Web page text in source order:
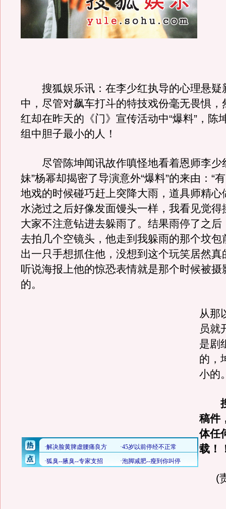
搜狐娱乐讯：在李少红执导的心理悬疑
中，尽管对飙车打斗的特技戏份毫无畏惧，
红却在昨天的《门》宣传活动中“爆料”，陈
组中胆子最小的人！
尽管陈坤闻讯故作嗔怪地看着恩师李少
妹”杨幂却揭密了导演意外“爆料”的来由：“
地戏的时候碰巧赶上突降大雨，道具师精心
水浇过之后好像发面馒头一样，我看见觉得
大家不注意钻进去躲雨了。结果雨停了之后
去拍几个空镜头，他走到我躲雨的那个坟包
出一只手想抓住他，没想到这个玩笑居然真
听说海报上他的惊恐表情就是那个时候被摄
的。
从那
员就
是剧
的，
小的
稿件
体任
载！
(